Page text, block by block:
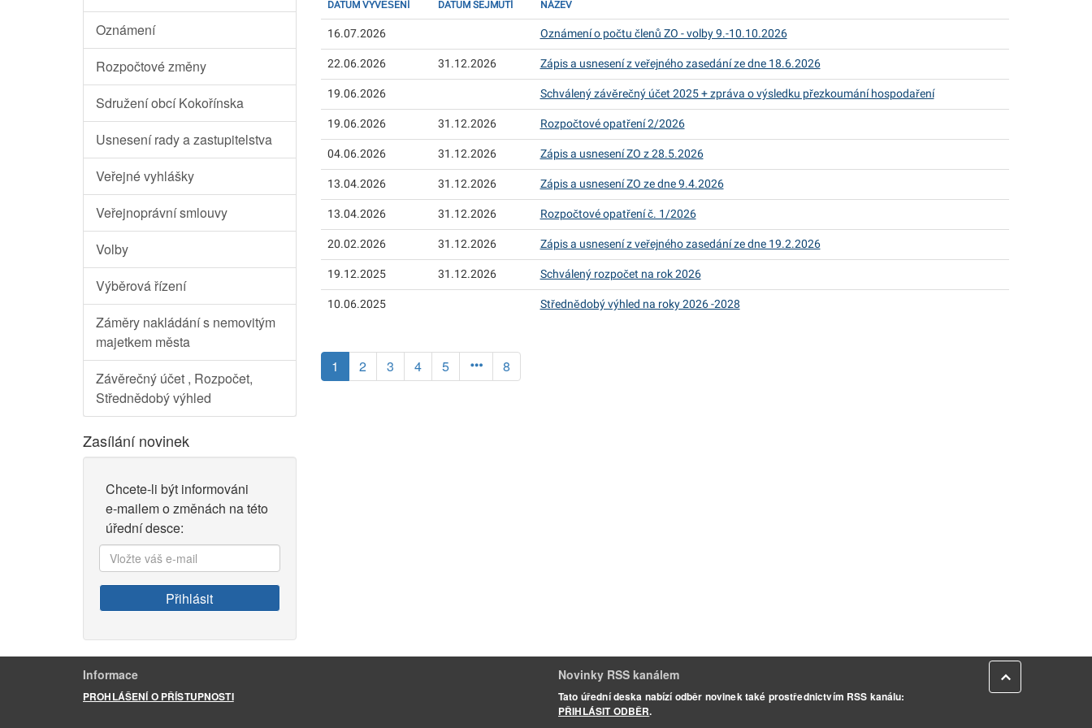
Oznámení
Rozpočtové změny
Sdružení obcí Kokořínska
Usnesení rady a zastupitelstva
Veřejné vyhlášky
Veřejnoprávní smlouvy
Volby
Výběrová řízení
Záměry nakládání s nemovitým
majetkem města
Závěrečný účet , Rozpočet,
Střednědobý výhled
Zasílání novinek
Chcete-li být informováni
e-mailem o změnách na této
úřední desce:
Vložte
váš
e-
mail:
Přihlásit
DATUM VYVĚŠENÍ DATUM SEJMUTÍ NÁZEV
16.07.2026 Oznámení o počtu členů ZO - volby 9.-10.10.2026
22.06.2026 31.12.2026 Zápis a usnesení z veřejného zasedání ze dne 18.6.2026
19.06.2026 Schválený závěrečný účet 2025 + zpráva o výsledku přezkoumání hospodaření
19.06.2026 31.12.2026 Rozpočtové opatření 2/2026
04.06.2026 31.12.2026 Zápis a usnesení ZO z 28.5.2026
13.04.2026 31.12.2026 Zápis a usnesení ZO ze dne 9.4.2026
13.04.2026 31.12.2026 Rozpočtové opatření č. 1/2026
20.02.2026 31.12.2026 Zápis a usnesení z veřejného zasedání ze dne 19.2.2026
19.12.2025 31.12.2026 Schválený rozpočet na rok 2026
10.06.2025 Střednědobý výhled na roky 2026 -2028
1 (aktuální)
2 3 4 5 8
Informace
PROHLÁŠENÍ O PŘÍSTUPNOSTI
Novinky RSS kanálem
Tato úřední deska nabízí odběr novinek také prostřednictvím RSS kanálu:
PŘIHLÁSIT ODBĚR.
Zpět na začátek